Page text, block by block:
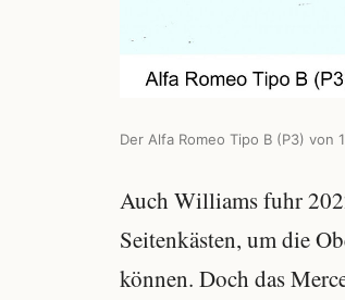
Der Alfa Romeo Tipo B (P3)
Auch Williams fuhr
Seitenkästen, um die
können. Doch das